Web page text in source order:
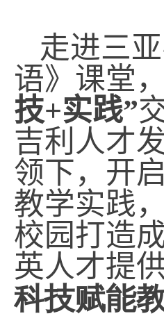
走进三
语》课堂
技+实践”
吉利人才
领下，开
教学实践
校园打造
英人才提
科技赋能